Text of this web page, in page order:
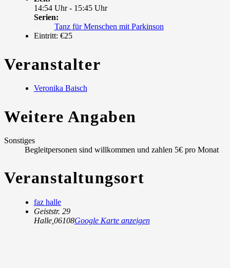
14:54 Uhr - 15:45 Uhr
Serien:
Tanz für Menschen mit Parkinson
Eintritt: €25
Veranstalter
Veronika Baisch
Weitere Angaben
Sonstiges
Begleitpersonen sind willkommen und zahlen 5€ pro Monat
Veranstaltungsort
faz halle
Geiststr. 29
Halle, 06108Google Karte anzeigen